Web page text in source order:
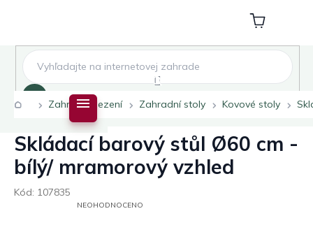
Nákupní
košík
DomůZahradní sezení Zahradní stoly Kovové stoly
Skládací barový stůl Ø60 cm -
bílý/ mramorový vzhled
Kód: 107835
PRŮMĚRNÉNEOHODNOCENO